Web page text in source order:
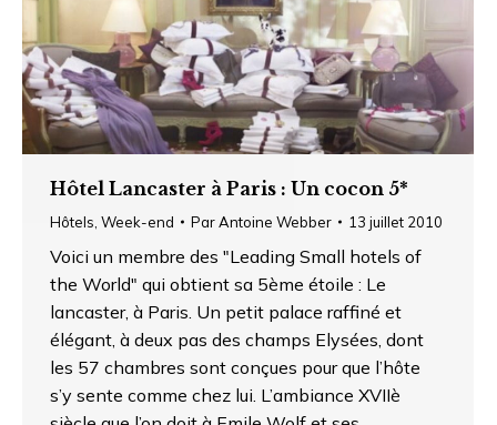
Hôtel Lancaster à Paris : Un cocon 5*
Hôtels Week-end ParAntoine Webber 13 juillet 2010
Voici un membre des "Leading Small hotels of
the World" qui obtient sa 5ème étoile : Le
lancaster, à Paris. Un petit palace raffiné et
élégant, à deux pas des champs Elysées, dont
les 57 chambres sont conçues pour que l’hôte
s’y sente comme chez lui. L’ambiance XVIIè